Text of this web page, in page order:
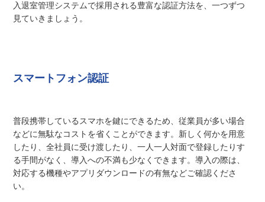
入退室管理システムで採用される豊富な認証方法を、一つずつ
見ていきましょう。
スマートフォン認証
普段携帯しているスマホを鍵にできるため、従業員が多い場合
などに無駄なコストを省くことができます。新しく何かを用意
したり、全社員に受け渡したり、一人一人対面で登録したりす
る手間がなく、導入への不満も少なくできます。導入の際は、
対応する機種やアプリダウンロードの有無などご確認くださ
い。